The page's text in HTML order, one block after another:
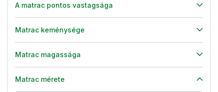
A matrac pontos vastagsága
Matrac keménysége
Matrac magassága
Matrac mérete